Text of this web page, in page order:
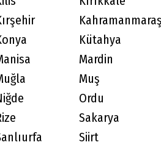
Kütahya
Mardin
Muş
Ordu
Sakarya
Siirt